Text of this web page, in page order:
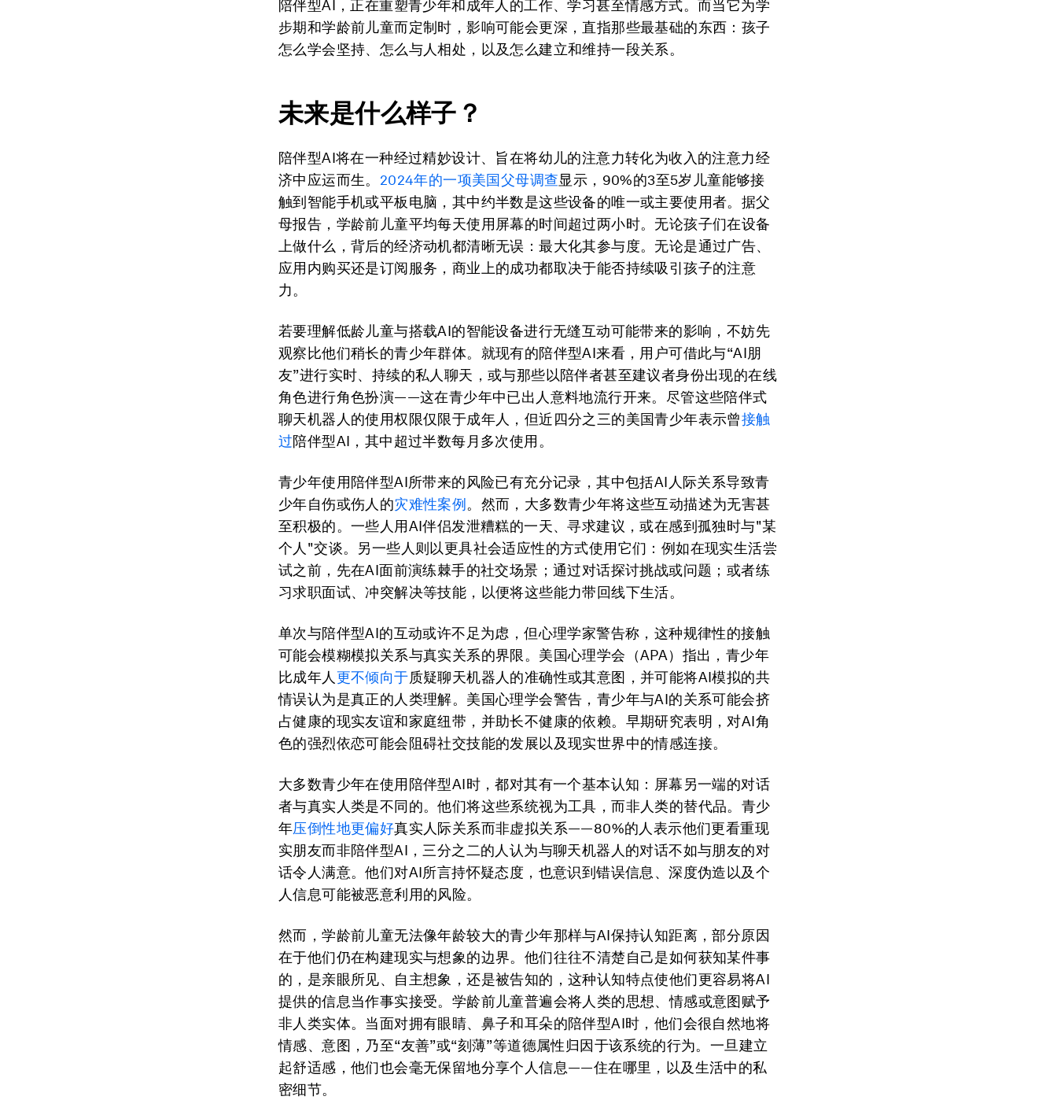
陪伴型AI，正在重塑青少年和成年人的工作、学习甚至情感方式。而当它为学
步期和学龄前儿童而定制时，影响可能会更深，直指那些最基础的东西：孩子
怎么学会坚持、怎么与人相处，以及怎么建立和维持一段关系。
未来是什么样子？
陪伴型AI将在一种经过精妙设计、旨在将幼儿的注意力转化为收入的注意力经
济中应运而生。 2024年的一项美国父母调查显示，90%的3至5岁儿童能够接
触到智能手机或平板电脑，其中约半数是这些设备的唯一或主要使用者。据父
母报告，学龄前儿童平均每天使用屏幕的时间超过两小时。无论孩子们在设备
上做什么，背后的经济动机都清晰无误：最大化其参与度。无论是通过广告、
应用内购买还是订阅服务，商业上的成功都取决于能否持续吸引孩子的注意
力。
若要理解低龄儿童与搭载AI的智能设备进行无缝互动可能带来的影响，不妨先
观察比他们稍长的青少年群体。就现有的陪伴型AI来看，用户可借此与“AI朋
友”进行实时、持续的私人聊天，或与那些以陪伴者甚至建议者身份出现的在线
角色进行角色扮演——这在青少年中已出人意料地流行开来。尽管这些陪伴式
聊天机器人的使用权限仅限于成年人，但近四分之三的美国青少年表示曾接触
过陪伴型AI，其中超过半数每月多次使用。
青少年使用陪伴型AI所带来的风险已有充分记录，其中包括AI人际关系导致青
少年自伤或伤人的灾难性案例 。然而，大多数青少年将这些互动描述为无害甚
至积极的。一些人用AI伴侣发泄糟糕的一天、寻求建议，或在感到孤独时与"某
个人"交谈。另一些人则以更具社会适应性的方式使用它们：例如在现实生活尝
试之前，先在AI面前演练棘手的社交场景；通过对话探讨挑战或问题；或者练
习求职面试、冲突解决等技能，以便将这些能力带回线下生活。
单次与陪伴型AI的互动或许不足为虑，但心理学家警告称，这种规律性的接触
可能会模糊模拟关系与真实关系的界限。美国心理学会（APA）指出，青少年
比成年人 更不倾向于质疑聊天机器人的准确性或其意图，并可能将AI模拟的共
情误认为是真正的人类理解。美国心理学会警告，青少年与AI的关系可能会挤
占健康的现实友谊和家庭纽带，并助长不健康的依赖。早期研究表明，对AI角
色的强烈依恋可能会阻碍社交技能的发展以及现实世界中的情感连接。
大多数青少年在使用陪伴型AI时，都对其有一个基本认知：屏幕另一端的对话
者与真实人类是不同的。他们将这些系统视为工具，而非人类的替代品。青少
年压倒性地更偏好真实人际关系而非虚拟关系——80%的人表示他们更看重现
实朋友而非陪伴型AI，三分之二的人认为与聊天机器人的对话不如与朋友的对
话令人满意。他们对AI所言持怀疑态度，也意识到错误信息、深度伪造以及个
人信息可能被恶意利用的风险。
然而，学龄前儿童无法像年龄较大的青少年那样与AI保持认知距离，部分原因
在于他们仍在构建现实与想象的边界。他们往往不清楚自己是如何获知某件事
的，是亲眼所见、自主想象，还是被告知的，这种认知特点使他们更容易将AI
提供的信息当作事实接受。学龄前儿童普遍会将人类的思想、情感或意图赋予
非人类实体。当面对拥有眼睛、鼻子和耳朵的陪伴型AI时，他们会很自然地将
情感、意图，乃至“友善”或“刻薄”等道德属性归因于该系统的行为。一旦建立
起舒适感，他们也会毫无保留地分享个人信息——住在哪里，以及生活中的私
密细节。